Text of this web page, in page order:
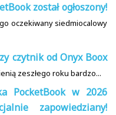
został ogłoszony!
oczekiwany siedmiocalowy
czytnik od Onyx Boox
zeszłego roku bardzo...
PocketBook w 2026
zapowiedziany!